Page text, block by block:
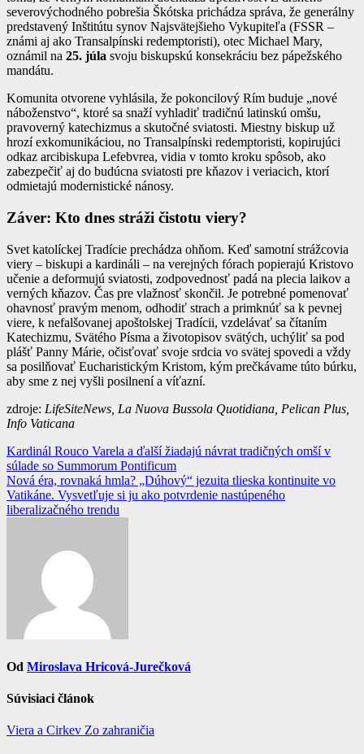
severovýchodného pobrešia Škótska prichádza správa, že generálny
predstavený Inštitútu synov Najsvätejšieho Vykupiteľa (FSSR –
známi aj ako Transalpínski redemptoristi), otec Michael Mary,
oznámil na 25. júla svoju biskupskú konsekráciu bez pápežského
mandátu.
Komunita otvorene vyhlásila, že pokoncilový Rím buduje „nové
náboženstvo“, ktoré sa snaží vyhladiť tradičnú latinskú omšu,
pravoverný katechizmus a skutočné sviatosti. Miestny biskup už
hrozí exkomunikáciou, no Transalpínski redemptoristi, kopirujúci
odkaz arcibiskupa Lefebvrea, vidia v tomto kroku spôsob, ako
zabezpečiť aj do budúcna sviatosti pre kňazov i veriacich, ktorí
odmietajú modernistické nánosy.
Záver: Kto dnes stráži čistotu viery?
Svet katolíckej Tradície prechádza ohňom. Keď samotní strážcovia
viery – biskupi a kardináli – na verejných fórach popierajú Kristovo
učenie a deformujú sviatosti, zodpovednosť padá na plecia laikov a
verných kňazov. Čas pre vlažnosť skončil. Je potrebné pomenovať
ohavnosť pravým menom, odhodiť strach a primknúť sa k pevnej
viere, k nefalšovanej apoštolskej Tradícii, vzdelávať sa čítaním
Katechizmu, Svätého Písma a životopisov svätých, uchýliť sa pod
plášť Panny Márie, očisťovať svoje srdcia vo svätej spovedi a vždy
sa posilňovať Eucharistickým Kristom, kým prečkávame túto búrku,
aby sme z nej vyšli posilnení a víťazní.
zdroje: LifeSiteNews, La Nuova Bussola Quotidiana, Pelican Plus,
Info Vaticana
Navigácia
v
článku
Kardinál Rouco Varela a ďalší žiadajú návrat tradičných omší v
súlade so Summorum Pontificum
Nová éra, rovnaká hmla? „Dúhový“ jezuita tlieska kontinuite vo
Vatikáne. Vysvetľuje si ju ako potvrdenie nastúpeného
liberalizačného trendu
Od Miroslava Hricová-Jurečková
Súvisiaci článok
Viera a Cirkev Zo zahraničia